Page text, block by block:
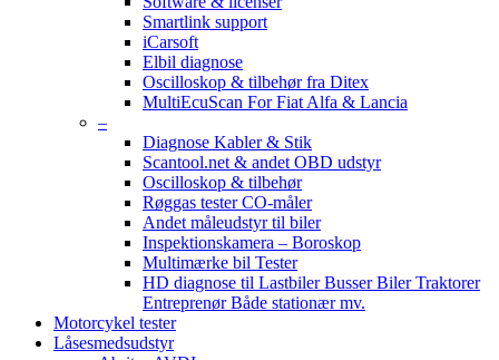
Smartlink support
iCarsoft
Elbil diagnose
Oscilloskop & tilbehør fra Ditex
MultiEcuScan For Fiat Alfa & Lancia
–
Diagnose Kabler & Stik
Scantool.net & andet OBD udstyr
Oscilloskop & tilbehør
Røggas tester CO-måler
Andet måleudstyr til biler
Inspektionskamera – Boroskop
Multimærke bil Tester
HD diagnose til Lastbiler Busser Biler Traktorer
Entreprenør Både stationær mv.
Motorcykel tester
Låsesmedsudstyr